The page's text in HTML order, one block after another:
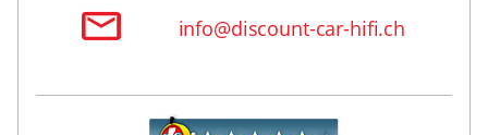
info@discount-car-hifi.ch